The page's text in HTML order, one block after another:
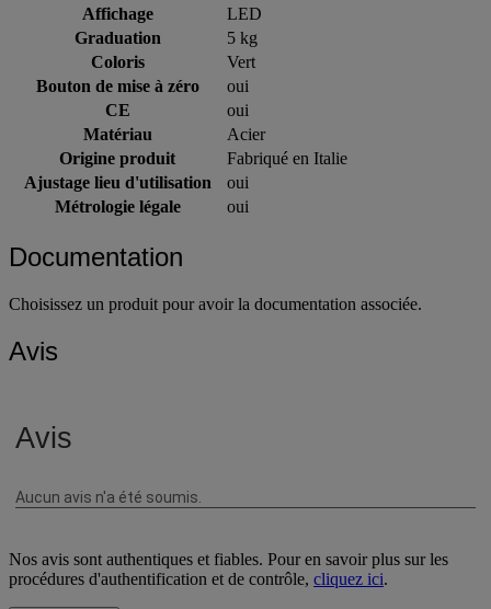
Affichage
LED
Graduation
5 kg
Coloris
Vert
Bouton de mise à zéro
oui
CE
oui
Matériau
Acier
Origine produit
Fabriqué en Italie
Ajustage lieu d'utilisation
oui
Métrologie légale
oui
Documentation
Choisissez un produit pour avoir la documentation associée.
Avis
Nos avis sont authentiques et fiables. Pour en savoir plus sur les
procédures d'authentification et de contrôle, cliquez ici.